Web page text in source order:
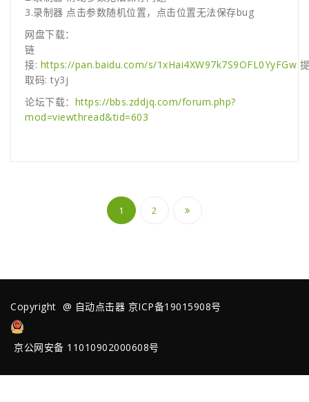
3.录制器 点击参数随机位置，点击位置无法保存bug
网盘下载：
链
接: https://pan.baidu.com/s/1xHai4XW97k7S9OFL0YyFGw 提
取码: ty3j
论坛下载： https://bbs.zddjq.com/forum.php?
mod=viewthread&tid=603
文
航
1 2
Copyright @ 自动点击器 京ICP备19015908号
京公网安备 11010902000608号